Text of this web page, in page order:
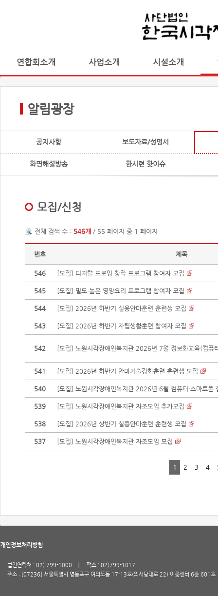
연합회소개 사업소개 시설소개
알림광장
공지사항 보도자료/성명서
화면해설방송 한시련 핫이슈
모집/신청
전체 검색 수 : 546개 / 55 페이지 중 1 페이지
번호 제목
546 [모집] 디지털 드로잉 창작 프로그램 참여자 모집
545 [모집] 밀도 높은 영양요리 프로그램 참여자 모집
544 [모집] 2026년 하반기 실용안마훈련 훈련생 모집
543 [모집] 2026년 하반기 자립생활훈련 참여자 모집
542 [모집] 노원시각장애인복지관 2026년 7월 정보화교육(컴퓨
541 [모집] 2026년 하반기 안마기술강화훈련 훈련생 모집
540 [모집] 노원시각장애인복지관 2026년 6월 컴퓨터·스마트폰
539 [모집] 노원시각장애인복지관 자조모임 추가모집
538 [모집] 2026년 상반기 실용안마훈련 훈련생 모집
537 [모집] 노원시각장애인복지관 자조모임 모집
1 2 3 4
개인정보처리방침
법인연락처 : 02) 799-1000
팩스 : 02)799-1017
주소 : [07236] 서울특별시 영등포구 여의도동 17-13호(의사당대로 22) 이룸센터 6층 601호